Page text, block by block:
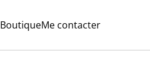
BoutiqueMe contacter